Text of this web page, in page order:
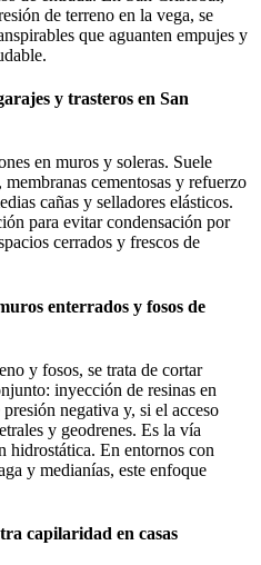
de terreno en la vega, se
que aguanten empujes y
y trasteros en San
en muros y soleras. Suele
cementosas y refuerzo
cañas y selladores elásticos.
para evitar condensación por
cerrados y frescos de
enterrados y fosos de
y fosos, se trata de cortar
inyección de resinas en
negativa y, si el acceso
y geodrenes. Es la vía
hidrostática. En entornos con
y medianías, este enfoque
capilaridad en casas